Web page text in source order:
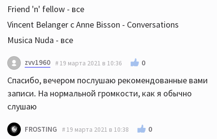
Friend 'n' fellow - все
Vincent Belanger с Anne Bisson - Conversations
Musica Nuda - все
zvv1960 19 марта 2021 в 10:36 0
Спасибо, вечером послушаю рекомендованные вами
записи. На нормальной громкости, как я обычно
слушаю
FROSTING 19 марта 2021 в 10:38 0